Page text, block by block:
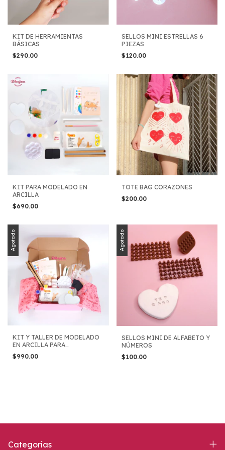
KIT DE HERRAMIENTAS
BÁSICAS
$290.00
SELLOS MINI ESTRELLAS 6
PIEZAS
$120.00
KIT PARA MODELADO EN
ARCILLA
$690.00
TOTE BAG CORAZONES
$200.00
Agotado
KIT Y TALLER DE MODELADO
EN ARCILLA PARA
PRINCIPIANTES
$990.00
Agotado
SELLOS MINI DE ALFABETO Y
NÚMEROS
$100.00
Categorías